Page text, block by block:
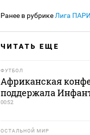
Ранее в рубрике Лига ПАРИ
ЧИТАТЬ ЕЩЕ
ФУТБОЛ
Африканская
поддержала
00:52
ОСТАЛЬНОЙ МИР